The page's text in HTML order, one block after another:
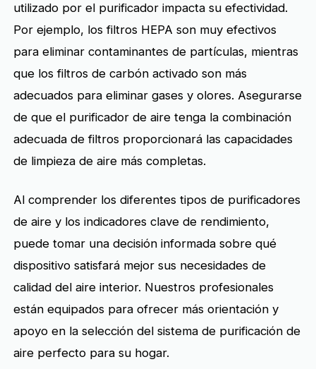
utilizado por el purificador impacta su efectividad.
Por ejemplo, los filtros HEPA son muy efectivos
para eliminar contaminantes de partículas, mientras
que los filtros de carbón activado son más
adecuados para eliminar gases y olores. Asegurarse
de que el purificador de aire tenga la combinación
adecuada de filtros proporcionará las capacidades
de limpieza de aire más completas.
Al comprender los diferentes tipos de purificadores
de aire y los indicadores clave de rendimiento,
puede tomar una decisión informada sobre qué
dispositivo satisfará mejor sus necesidades de
calidad del aire interior. Nuestros profesionales
están equipados para ofrecer más orientación y
apoyo en la selección del sistema de purificación de
aire perfecto para su hogar.